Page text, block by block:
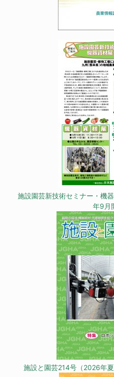
施設園芸新技術セミナー・機
年9月
施設と園芸214号（2026年